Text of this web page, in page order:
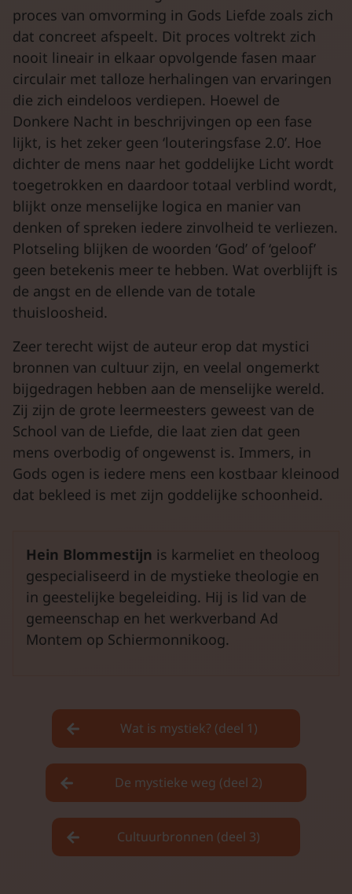
proces van omvorming in Gods Liefde zoals zich
dat concreet afspeelt. Dit proces voltrekt zich
nooit lineair in elkaar opvolgende fasen maar
circulair met talloze herhalingen van ervaringen
die zich eindeloos verdiepen. Hoewel de
Donkere Nacht in beschrijvingen op een fase
lijkt, is het zeker geen ‘louteringsfase 2.0’. Hoe
dichter de mens naar het goddelijke Licht wordt
toegetrokken en daardoor totaal verblind wordt,
blijkt onze menselijke logica en manier van
denken of spreken iedere zinvolheid te verliezen.
Plotseling blijken de woorden ‘God’ of ‘geloof’
geen betekenis meer te hebben. Wat overblijft is
de angst en de ellende van de totale
thuisloosheid.
Zeer terecht wijst de auteur erop dat mystici
bronnen van cultuur zijn, en veelal ongemerkt
bijgedragen hebben aan de menselijke wereld.
Zij zijn de grote leermeesters geweest van de
School van de Liefde, die laat zien dat geen
mens overbodig of ongewenst is. Immers, in
Gods ogen is iedere mens een kostbaar kleinood
dat bekleed is met zijn goddelijke schoonheid.
Hein Blommestijn is karmeliet en theoloog
gespecialiseerd in de mystieke theologie en
in geestelijke begeleiding. Hij is lid van de
gemeenschap en het werkverband Ad
Montem op Schiermonnikoog.
Wat is mystiek? (deel 1)
De mystieke weg (deel 2)
Cultuurbronnen (deel 3)